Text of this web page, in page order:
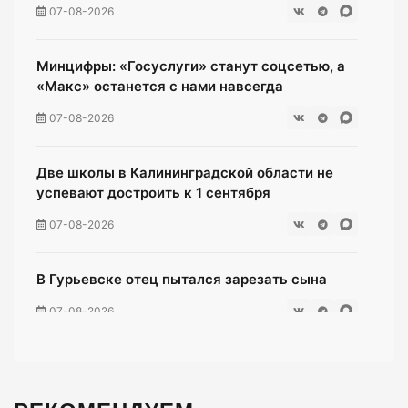
07-08-2026
Минцифры: «Госуслуги» станут соцсетью, а
«Макс» останется с нами навсегда
07-08-2026
Две школы в Калининградской области не
успевают достроить к 1 сентября
07-08-2026
В Гурьевске отец пытался зарезать сына
07-08-2026